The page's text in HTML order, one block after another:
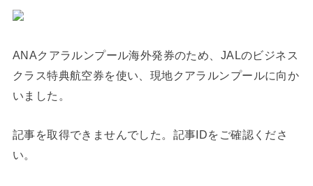
ANAクアラルンプール海外発券のため、JALのビジネス
クラス特典航空券を使い、現地クアラルンプールに向か
いました。
記事を取得できませんでした。記事IDをご確認くださ
い。